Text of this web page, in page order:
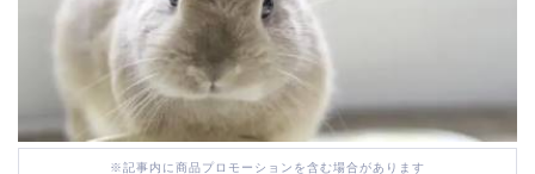
※記事内に商品プロモーションを含む場合があります